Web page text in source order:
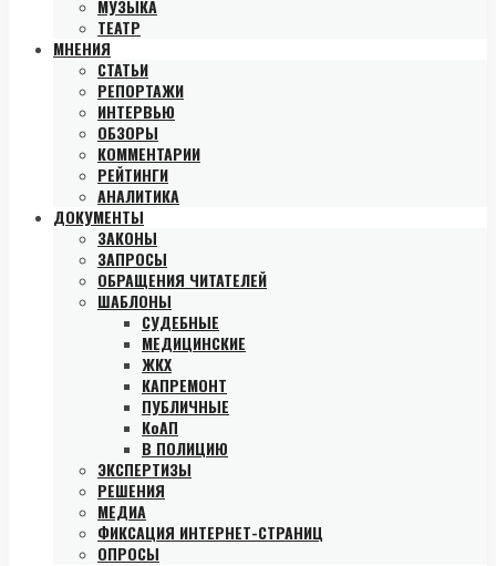
МУЗЫКА
ТЕАТР
МНЕНИЯ
СТАТЬИ
РЕПОРТАЖИ
ИНТЕРВЬЮ
ОБЗОРЫ
КОММЕНТАРИИ
РЕЙТИНГИ
АНАЛИТИКА
ДОКУМЕНТЫ
ЗАКОНЫ
ЗАПРОСЫ
ОБРАЩЕНИЯ ЧИТАТЕЛЕЙ
ШАБЛОНЫ
СУДЕБНЫЕ
МЕДИЦИНСКИЕ
ЖКХ
КАПРЕМОНТ
ПУБЛИЧНЫЕ
КоАП
В ПОЛИЦИЮ
ЭКСПЕРТИЗЫ
РЕШЕНИЯ
МЕДИА
ФИКСАЦИЯ ИНТЕРНЕТ-СТРАНИЦ
ОПРОСЫ